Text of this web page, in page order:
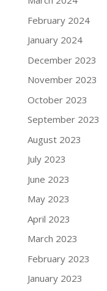
February 2024
January 2024
December 2023
November 2023
October 2023
September 2023
August 2023
July 2023
June 2023
May 2023
April 2023
March 2023
February 2023
January 2023